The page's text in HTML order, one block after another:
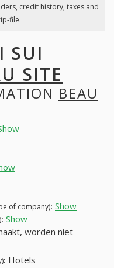
credit history, taxes and
file.
SUI
SITE
BEAU
of company): Show
: Show
worden niet
: Hotels